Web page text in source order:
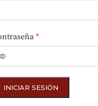
*
INICIAR SESIÓN